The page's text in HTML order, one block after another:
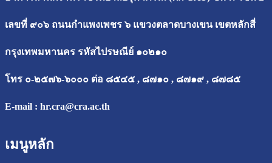
เลขที่ ๙๐๖ ถนนกำแพงเพชร ๖ แขวงตลาดบางเขน เขตหลักสี่
กรุงเทพมหานคร รหัสไปรษณีย์ ๑๐๒๑๐
โทร ๐-๒๕๗๖-๖๐๐๐ ต่อ ๘๕๔๕ , ๘๗๑๐ , ๘๗๑๙ , ๘๗๘๕
E-mail : hr.cra@cra.ac.th
เมนูหลัก